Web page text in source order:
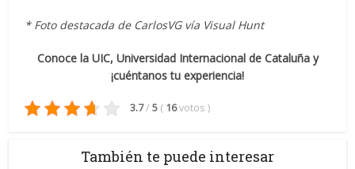
* Foto destacada de CarlosVG vía Visual Hunt
Conoce la UIC, Universidad Internacional de Cataluña y
¡cuéntanos tu experiencia!
3.7/ 5 ( 16votos )
También te puede interesar